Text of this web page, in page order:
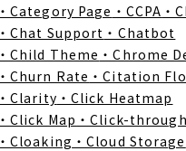
・Category Page ・CCPA ・
・Chat Support ・Chatbot
・Child Theme ・Chrome
・Churn Rate ・Citation
・Clarity ・Click Heatmap
・Click Map ・Click-through
・Cloaking ・Cloud Storage